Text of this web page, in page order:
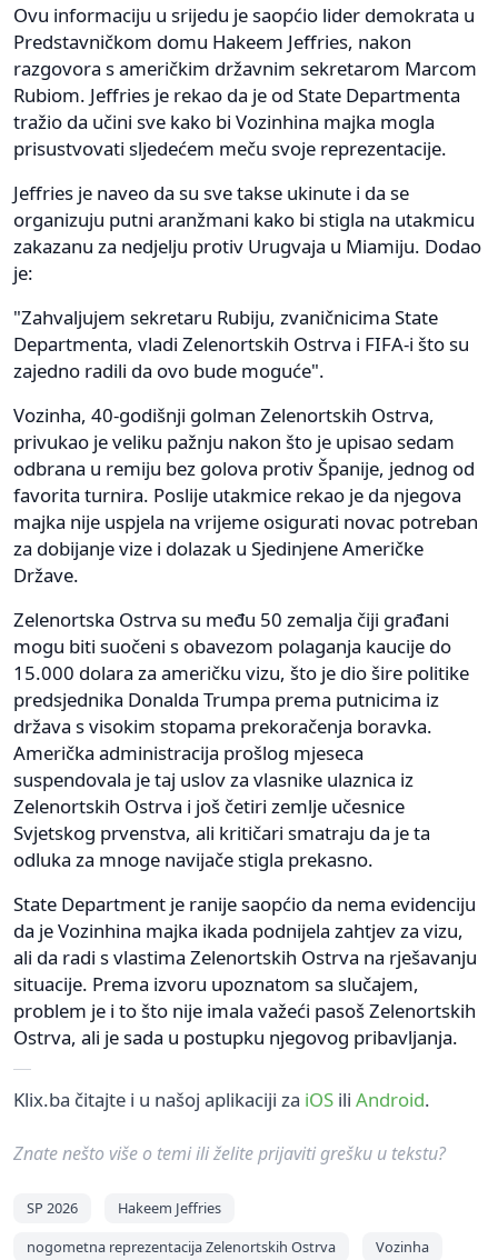
Ovu informaciju u srijedu je saopćio lider demokrata u
Predstavničkom domu Hakeem Jeffries, nakon
razgovora s američkim državnim sekretarom Marcom
Rubiom. Jeffries je rekao da je od State Departmenta
tražio da učini sve kako bi Vozinhina majka mogla
prisustvovati sljedećem meču svoje reprezentacije.
Jeffries je naveo da su sve takse ukinute i da se
organizuju putni aranžmani kako bi stigla na utakmicu
zakazanu za nedjelju protiv Urugvaja u Miamiju. Dodao
je:
"Zahvaljujem sekretaru Rubiju, zvaničnicima State
Departmenta, vladi Zelenortskih Ostrva i FIFA-i što su
zajedno radili da ovo bude moguće".
Vozinha, 40-godišnji golman Zelenortskih Ostrva,
privukao je veliku pažnju nakon što je upisao sedam
odbrana u remiju bez golova protiv Španije, jednog od
favorita turnira. Poslije utakmice rekao je da njegova
majka nije uspjela na vrijeme osigurati novac potreban
za dobijanje vize i dolazak u Sjedinjene Američke
Države.
Zelenortska Ostrva su među 50 zemalja čiji građani
mogu biti suočeni s obavezom polaganja kaucije do
15.000 dolara za američku vizu, što je dio šire politike
predsjednika Donalda Trumpa prema putnicima iz
država s visokim stopama prekoračenja boravka.
Američka administracija prošlog mjeseca
suspendovala je taj uslov za vlasnike ulaznica iz
Zelenortskih Ostrva i još četiri zemlje učesnice
Svjetskog prvenstva, ali kritičari smatraju da je ta
odluka za mnoge navijače stigla prekasno.
State Department je ranije saopćio da nema evidenciju
da je Vozinhina majka ikada podnijela zahtjev za vizu,
ali da radi s vlastima Zelenortskih Ostrva na rješavanju
situacije. Prema izvoru upoznatom sa slučajem,
problem je i to što nije imala važeći pasoš Zelenortskih
Ostrva, ali je sada u postupku njegovog pribavljanja.
Klix.ba čitajte i u našoj aplikaciji za iOS ili Android.
Znate nešto više o temi ili želite prijaviti grešku u tekstu?
SP 2026
Hakeem Jeffries
nogometna reprezentacija Zelenortskih Ostrva
Vozinha